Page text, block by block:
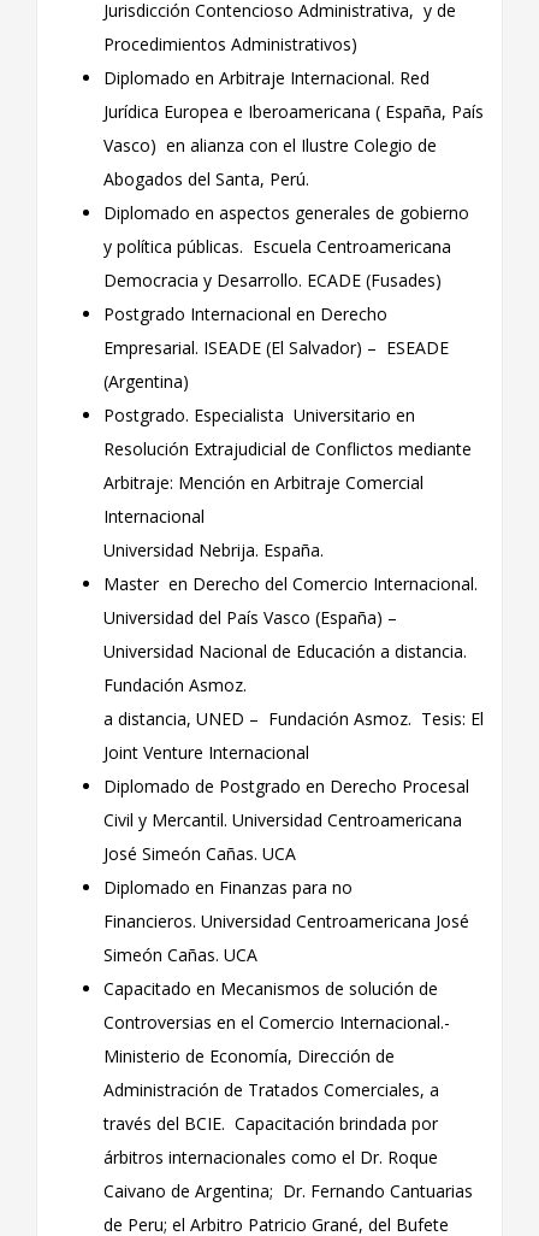
Jurisdicción Contencioso Administrativa, y de
Procedimientos Administrativos)
Diplomado en Arbitraje Internacional. Red
Jurídica Europea e Iberoamericana ( España, País
Vasco) en alianza con el Ilustre Colegio de
Abogados del Santa, Perú.
Diplomado en aspectos generales de gobierno
y política públicas. Escuela Centroamericana
Democracia y Desarrollo. ECADE (Fusades)
Postgrado Internacional en Derecho
Empresarial. ISEADE (El Salvador) – ESEADE
(Argentina)
Postgrado. Especialista Universitario en
Resolución Extrajudicial de Conflictos mediante
Arbitraje: Mención en Arbitraje Comercial
Internacional
Universidad Nebrija. España.
Master en Derecho del Comercio Internacional.
Universidad del País Vasco (España) –
Universidad Nacional de Educación a distancia.
Fundación Asmoz.
a distancia, UNED – Fundación Asmoz. Tesis: El
Joint Venture Internacional
Diplomado de Postgrado en Derecho Procesal
Civil y Mercantil. Universidad Centroamericana
José Simeón Cañas. UCA
Diplomado en Finanzas para no
Financieros. Universidad Centroamericana José
Simeón Cañas. UCA
Capacitado en Mecanismos de solución de
Controversias en el Comercio Internacional.-
Ministerio de Economía, Dirección de
Administración de Tratados Comerciales, a
través del BCIE. Capacitación brindada por
árbitros internacionales como el Dr. Roque
Caivano de Argentina; Dr. Fernando Cantuarias
de Peru; el Arbitro Patricio Grané, del Bufete